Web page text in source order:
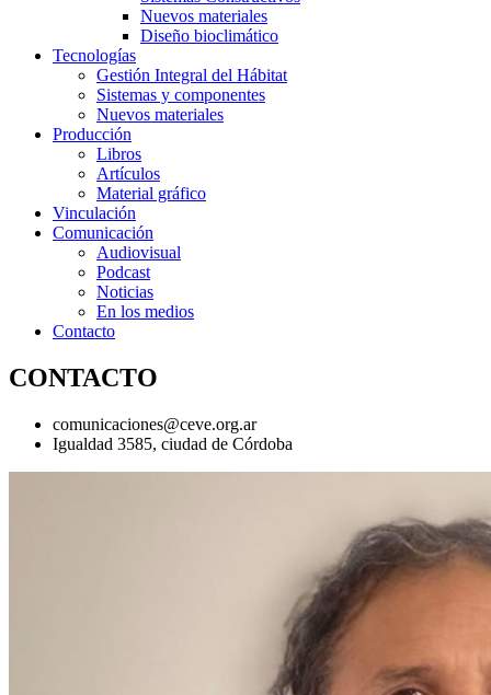
Nuevos materiales
Diseño bioclimático
Tecnologías
Gestión Integral del Hábitat
Sistemas y componentes
Nuevos materiales
Producción
Libros
Artículos
Material gráfico
Vinculación
Comunicación
Audiovisual
Podcast
Noticias
En los medios
Contacto
CONTACTO
comunicaciones@ceve.org.ar
Igualdad 3585, ciudad de Córdoba